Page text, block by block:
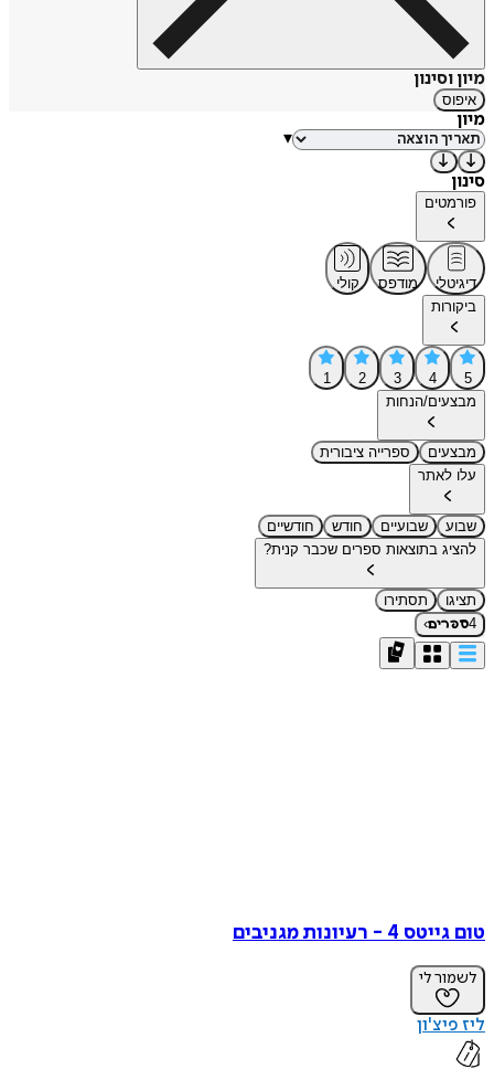
מיון וסינון
איפוס
מיון
▾
סינון
פורמטים
דיגיטלי מודפס
קולי
ביקורות
5
4
3
2
1
מבצעים/הנחות
מבצעים
ספרייה ציבורית
עלו לאתר
שבוע שבועיים חודש
חודשיים
להציג בתוצאות ספרים שכבר קנית?
תציגו
תסתירו
4ספרים›
טום גייטס 4 - רעיונות מגניבים
לשמור לי
ליז פיצ'ון